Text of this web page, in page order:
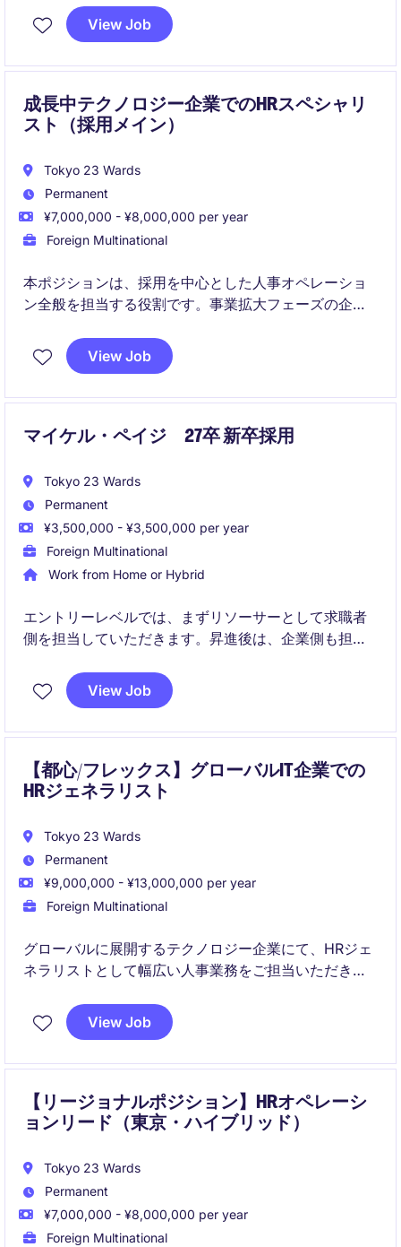
営やコンプライアンス対応まで幅広い人事業務に携わ
り、HRジェネラリストとしてキャリアを構築できま
View Job
成長中テクノロジー企業でのHRスペシャリ
スト（採用メイン）
Tokyo 23 Wards
Permanent
¥7,000,000 - ¥8,000,000 per year
Foreign Multinational
本ポジションは、採用を中心とした人事オペレーショ
ン全般を担当する役割です。事業拡大フェーズの企業
できます。View Job
マイケル・ペイジ 27卒 新卒採用
Tokyo 23 Wards
Permanent
¥3,500,000 - ¥3,500,000 per year
Foreign Multinational
Work from Home or Hybrid
エントリーレベルでは、まずリソーサーとして求職者
側を担当していただきます。昇進後は、企業側も担当
きます。
View Job
【都心/フレックス】グローバルIT企業での
HRジェネラリスト
Tokyo 23 Wards
Permanent
¥9,000,000 - ¥13,000,000 per year
Foreign Multinational
グローバルに展開するテクノロジー企業にて、HRジェ
ネラリストとして幅広い人事業務をご担当いただきま
入社後はトレーニングを受けながら成長し、将来的に
HRBPや人材開発領域へのキャリアパスが開かれていま
View Job
【リージョナルポジション】HRオペレーシ
ョンリード（東京・ハイブリッド）
Tokyo 23 Wards
Permanent
¥7,000,000 - ¥8,000,000 per year
Foreign Multinational